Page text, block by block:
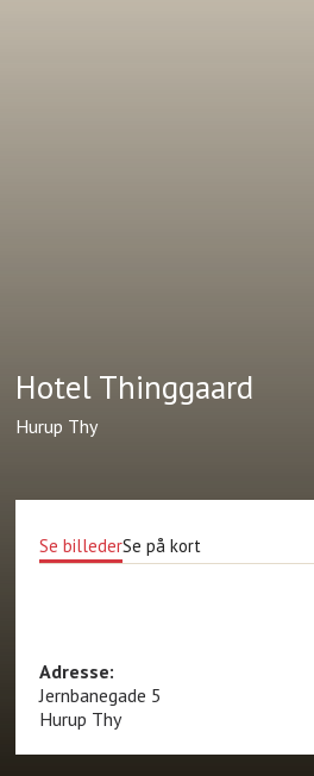
Hotel Thinggaard
Hurup Thy
Se billederSe på kort
Adresse:
Jernbanegade 5
Hurup Thy